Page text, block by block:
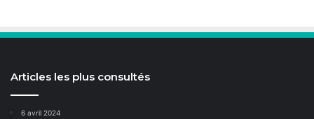
Articles les plus consultés
6 avril 2024